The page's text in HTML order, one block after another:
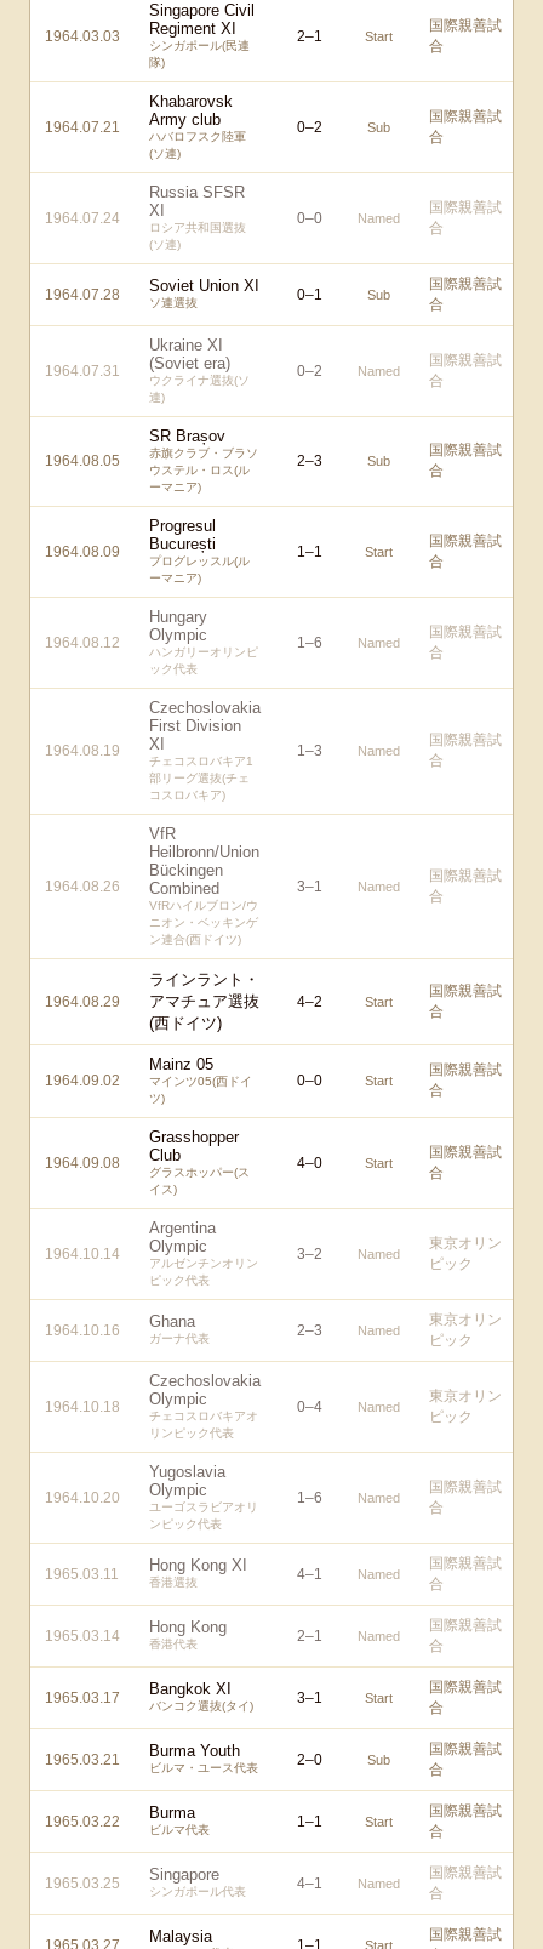
1964.03.03
Singapore Civil
Regiment XI
シンガポール(民連
隊)
2–1 Start
国際親善試
合
1964.07.21
Khabarovsk
Army club
ハバロフスク陸軍
(ソ連)
0–2 Sub
国際親善試
合
1964.07.24
Russia SFSR
XI
ロシア共和国選抜
(ソ連)
0–0 Named
国際親善試
合
1964.07.28 Soviet Union XI
ソ連選抜 0–1 Sub
国際親善試
合
1964.07.31
Ukraine XI
(Soviet era)
ウクライナ選抜(ソ
連)
0–2 Named
国際親善試
合
1964.08.05
SR Brașov
赤旗クラブ・ブラソ
ウステル・ロス(ル
ーマニア)
2–3 Sub
国際親善試
合
1964.08.09
Progresul
București
プログレッスル(ル
ーマニア)
1–1 Start
国際親善試
合
1964.08.12
Hungary
Olympic
ハンガリーオリンピ
ック代表
1–6 Named
国際親善試
合
1964.08.19
Czechoslovakia
First Division
XI
チェコスロバキア1
部リーグ選抜(チェ
コスロバキア)
1–3 Named
国際親善試
合
1964.08.26
VfR
Heilbronn/Union
Bückingen
Combined
VfRハイルブロン/ウ
ニオン・ベッキンゲ
ン連合(西ドイツ)
3–1 Named
国際親善試
合
1964.08.29
ラインラント・
アマチュア選抜
(西ドイツ)
4–2 Start
国際親善試
合
1964.09.02
Mainz 05
マインツ05(西ドイ
ツ)
0–0 Start
国際親善試
合
1964.09.08
Grasshopper
Club
グラスホッパー(ス
イス)
4–0 Start
国際親善試
合
1964.10.14
Argentina
Olympic
アルゼンチンオリン
ピック代表
3–2 Named
東京オリン
ピック
1964.10.16 Ghana
ガーナ代表 2–3 Named
東京オリン
ピック
1964.10.18
Czechoslovakia
Olympic
チェコスロバキアオ
リンピック代表
0–4 Named
東京オリン
ピック
1964.10.20
Yugoslavia
Olympic
ユーゴスラビアオリ
ンピック代表
1–6 Named
国際親善試
合
1965.03.11 Hong Kong XI
香港選抜 4–1 Named
国際親善試
合
1965.03.14 Hong Kong
香港代表 2–1 Named
国際親善試
合
1965.03.17 Bangkok XI
バンコク選抜(タイ) 3–1 Start
国際親善試
合
1965.03.21 Burma Youth
ビルマ・ユース代表 2–0 Sub
国際親善試
合
1965.03.22 Burma
ビルマ代表 1–1 Start
国際親善試
合
1965.03.25 Singapore
シンガポール代表 4–1 Named
国際親善試
合
1965.03.27 Malaysia 1 –1 Start
国際親善試